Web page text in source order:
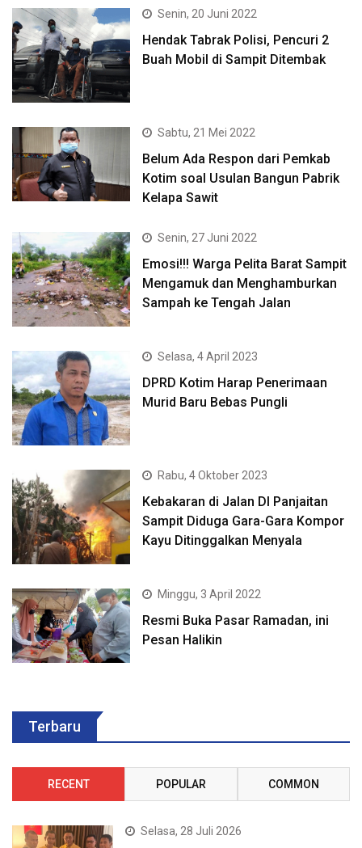
Senin, 20 Juni 2022
Hendak Tabrak Polisi, Pencuri 2
Buah Mobil di Sampit Ditembak
Sabtu, 21 Mei 2022
Belum Ada Respon dari Pemkab
Kotim soal Usulan Bangun Pabrik
Kelapa Sawit
Senin, 27 Juni 2022
Emosi!!! Warga Pelita Barat Sampit
Mengamuk dan Menghamburkan
Sampah ke Tengah Jalan
Selasa, 4 April 2023
DPRD Kotim Harap Penerimaan
Murid Baru Bebas Pungli
Rabu, 4 Oktober 2023
Kebakaran di Jalan DI Panjaitan
Sampit Diduga Gara-Gara Kompor
Kayu Ditinggalkan Menyala
Minggu, 3 April 2022
Resmi Buka Pasar Ramadan, ini
Pesan Halikin
Terbaru
RECENT POPULAR COMMON
Selasa, 28 Juli 2026